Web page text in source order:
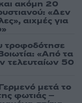
ακόμη 20
«Δεν
αιχμές για
τροφοδότησε
«Από τα
τελευταίων 50
μετά το
φωτιάς –